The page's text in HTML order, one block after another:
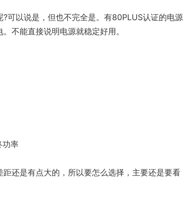
可以说是，但也不完全是。有80PLUS认证的电源
不能直接说明电源就稳定好用。
率
还是有点大的，所以要怎么选择，主要还是要看